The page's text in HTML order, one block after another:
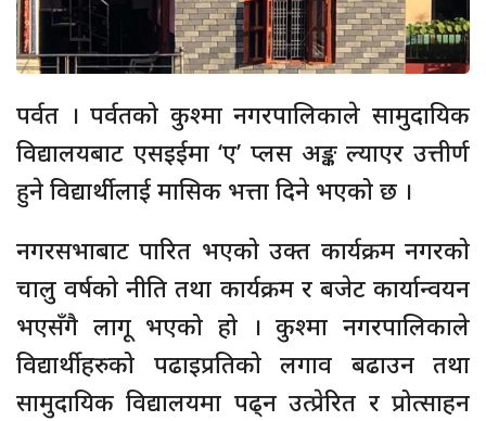
पर्वत । पर्वतको कुश्मा नगरपालिकाले सामुदायिक
विद्यालयबाट एसइईमा ‘ए’ प्लस अङ्क ल्याएर उत्तीर्ण
हुने विद्यार्थीलाई मासिक भत्ता दिने भएको छ ।
नगरसभाबाट पारित भएको उक्त कार्यक्रम नगरको
चालु वर्षको नीति तथा कार्यक्रम र बजेट कार्यान्वयन
भएसँगै लागू भएको हो । कुश्मा नगरपालिकाले
विद्यार्थीहरुको पढाइप्रतिको लगाव बढाउन तथा
सामुदायिक विद्यालयमा पढ्न उत्प्रेरित र प्रोत्साहन